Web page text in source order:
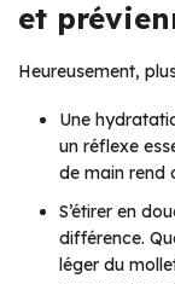
et
Heureusement,
Une
un réflexe
de main rend
S’étirer en
différence.
léger du